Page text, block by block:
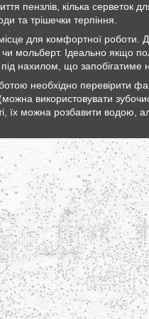
пензлів, кілька серветок
та трішечки терпіння.
для комфортної роботи.
чи мольберт. Ідеально якщо
нахилом, що запобігатиме
необхідно перевірити
використовувати
їх можна розбавити водою,